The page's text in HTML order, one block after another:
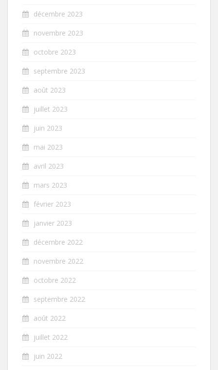
décembre 2023
novembre 2023
octobre 2023
septembre 2023
août 2023
juillet 2023
juin 2023
mai 2023
avril 2023
mars 2023
février 2023
janvier 2023
décembre 2022
novembre 2022
octobre 2022
septembre 2022
août 2022
juillet 2022
juin 2022